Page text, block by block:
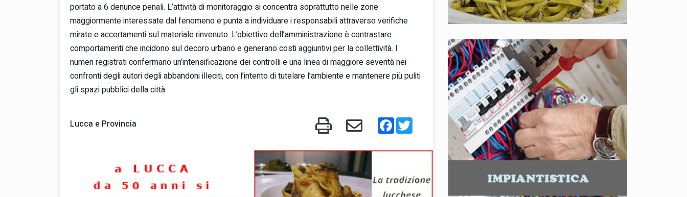
portato a 6 denunce penali. L’attività di monitoraggio si concentra soprattutto nelle zone
maggiormente interessate dal fenomeno e punta a individuare i responsabili attraverso verifiche
mirate e accertamenti sul materiale rinvenuto. L’obiettivo dell’amministrazione è contrastare
comportamenti che incidono sul decoro urbano e generano costi aggiuntivi per la collettività. I
numeri registrati confermano un’intensificazione dei controlli e una linea di maggiore severità nei
confronti degli autori degli abbandoni illeciti, con l’intento di tutelare l’ambiente e mantenere più puliti
gli spazi pubblici della città.
Lucca e Provincia Facebook